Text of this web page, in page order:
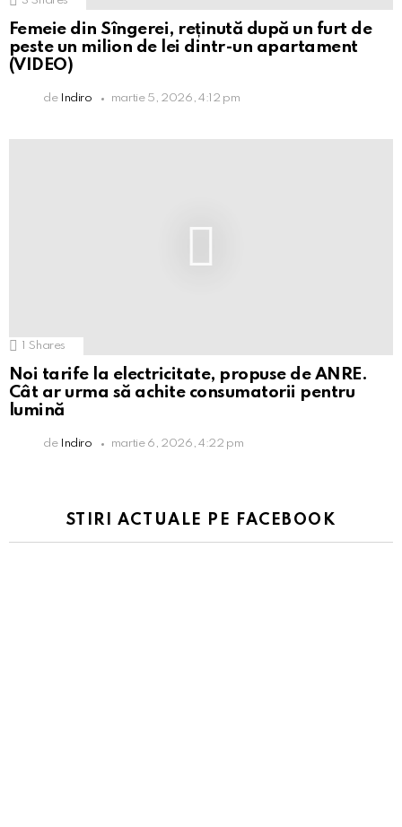
Femeie din Sîngerei, reținută după un furt de
peste un milion de lei dintr-un apartament
(VIDEO)
de Indiro martie 5, 2026, 4:12 pm
Shares
Noi tarife la electricitate, propuse de ANRE.
Cât ar urma să achite consumatorii pentru
lumină
de Indiro martie 6, 2026, 4:22 pm
STIRI ACTUALE PE FACEBOOK